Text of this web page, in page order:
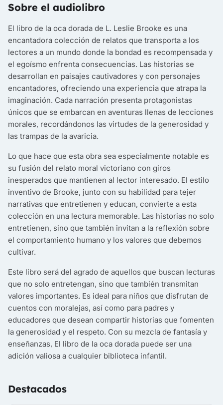
Sobre el audiolibro
El libro de la oca dorada de L. Leslie Brooke es una
encantadora colección de relatos que transporta a los
lectores a un mundo donde la bondad es recompensada y
el egoísmo enfrenta consecuencias. Las historias se
desarrollan en paisajes cautivadores y con personajes
encantadores, ofreciendo una experiencia que atrapa la
imaginación. Cada narración presenta protagonistas
únicos que se embarcan en aventuras llenas de lecciones
morales, recordándonos las virtudes de la generosidad y
las trampas de la avaricia.
Lo que hace que esta obra sea especialmente notable es
su fusión del relato moral victoriano con giros
inesperados que mantienen al lector interesado. El estilo
inventivo de Brooke, junto con su habilidad para tejer
narrativas que entretienen y educan, convierte a esta
colección en una lectura memorable. Las historias no solo
entretienen, sino que también invitan a la reflexión sobre
el comportamiento humano y los valores que debemos
cultivar.
Este libro será del agrado de aquellos que buscan lecturas
que no solo entretengan, sino que también transmitan
valores importantes. Es ideal para niños que disfrutan de
cuentos con moralejas, así como para padres y
educadores que desean compartir historias que fomenten
la generosidad y el respeto. Con su mezcla de fantasía y
enseñanzas, El libro de la oca dorada puede ser una
adición valiosa a cualquier biblioteca infantil.
Destacados